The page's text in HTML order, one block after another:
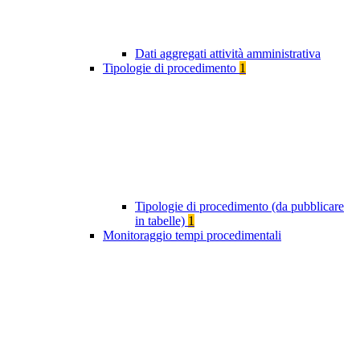
Dati aggregati attività amministrativa
Tipologie di procedimento 1
Tipologie di procedimento (da pubblicare
in tabelle) 1
Monitoraggio tempi procedimentali